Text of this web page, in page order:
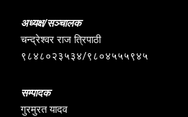
अध्यक्ष/सञ्चालक
चन्द्रेश्वर राज त्रिपाठी
९८४८०२३५३४/९८०४५५५९४५
सम्पादक
गुरमुरत यादव